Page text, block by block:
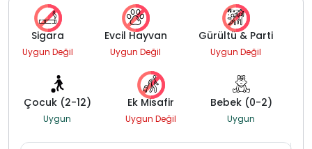
Sigara
Uygun Değil
Evcil Hayvan
Uygun Değil
Gürültü & Parti
Uygun Değil
Çocuk (2-12)
Uygun
Ek Misafir
Uygun Değil
Bebek (0-2)
Uygun